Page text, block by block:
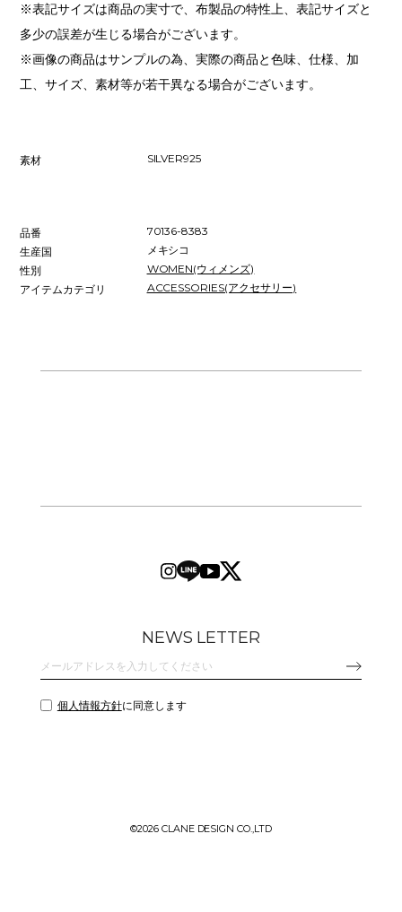
※表記サイズは商品の実寸で、布製品の特性上、表記サイズと
多少の誤差が生じる場合がございます。
※画像の商品はサンプルの為、実際の商品と色味、仕様、加
工、サイズ、素材等が若干異なる場合がございます。
素材 SILVER925
品番
70136-8383
生産国
メキシコ
性別
WOMEN(ウィメンズ)
アイテムカテゴリ
ACCESSORIES(アクセサリー)
NEWS LETTER
個人情報方針に同意します
©2026 CLANE DESIGN CO.,LTD